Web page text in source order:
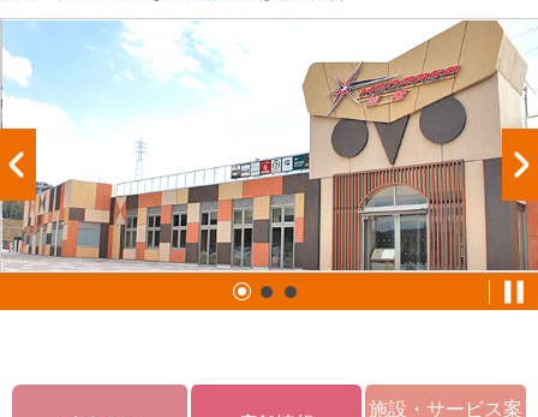
施設・サービス案